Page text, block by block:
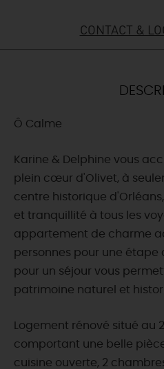
TOUT
CONTACT &
Ô Calme
Karine & Delphine vous
plein cœur d'Olivet, à
centre historique
et tranquillité à tous les
appartement de charme
personnes pour une étape
pour un séjour vous
patrimoine naturel et
Logement rénové situé au
comportant une belle
cuisine ouverte, 2